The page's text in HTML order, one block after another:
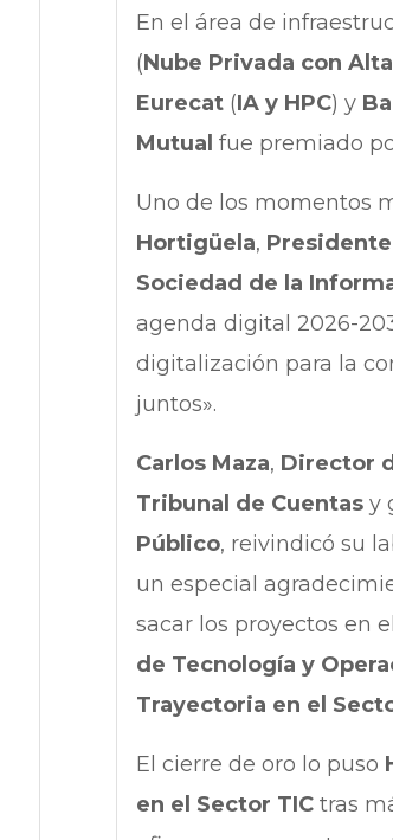
En el área de
(Nube Privada con
Eurecat(IA y HPC) y
Mutual fue premiado
Uno de los momentos
Hortigüela,
Sociedad de la
agenda digital 2026-
digitalización para la
juntos».
Carlos Maza, Director
Tribunal de Cuentas y
Público, reivindicó su
un especial
sacar los proyectos en
de Tecnología y
Trayectoria en el
El cierre de oro lo puso
en el Sector TICtras